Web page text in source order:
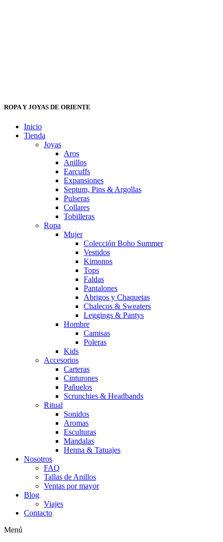
ROPA Y JOYAS DE ORIENTE
Inicio
Tienda
Joyas
Aros
Anillos
Earcuffs
Expansiones
Septum, Pins & Argollas
Pulseras
Collares
Tobilleras
Ropa
Mujer
Colección Boho Summer
Vestidos
Kimonos
Tops
Faldas
Pantalones
Abrigos y Chaquetas
Chalecos & Sweaters
Leggings & Pantys
Hombre
Camisas
Poleras
Kids
Accesorios
Carteras
Cinturones
Pañuelos
Scrunchies & Headbands
Ritual
Sonidos
Aromas
Esculturas
Mandalas
Henna & Tatuajes
Nosotros
FAQ
Tallas de Anillos
Ventas por mayor
Blog
Viajes
Contacto
Menú